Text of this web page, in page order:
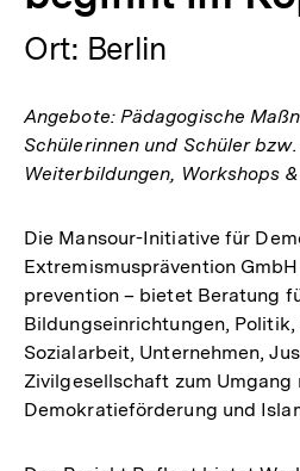
Ort: Berlin
Angebote: Pädagogische
Schülerinnen und Schüler
Weiterbildungen, Workshops
Die Mansour-Initiative für
Extremismusprävention
prevention – bietet Beratung
Bildungseinrichtungen, Politik,
Sozialarbeit, Unternehmen,
Zivilgesellschaft zum
Demokratieförderung und